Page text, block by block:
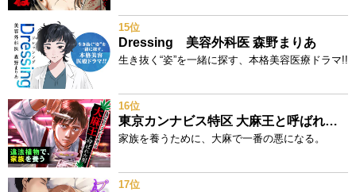
15位
Dressing 美容外科医 森野まりあ
生き抜く“姿”を一緒に探す、本格美容医療ドラマ!!
16位
東京カンナビス特区 大麻王と呼ばれた男
家族を養うために、大麻で一番の悪になる。
17位